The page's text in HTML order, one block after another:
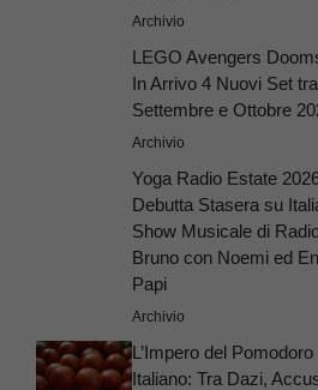
Archivio
LEGO Avengers
In Arrivo 4 Nuovi Set tra
Settembre e Ottobre
Archivio
Yoga Radio Estate
Debutta Stasera su
Show Musicale di
Bruno con Noemi ed
Papi
Archivio
L’Impero del Pomodoro
Italiano: Tra Dazi,